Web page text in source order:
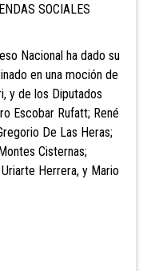
SOCIALES
Nacional ha dado su
en una moción de
y de los Diputados
Escobar Rufatt; René
De Las Heras;
Cisternas;
Herrera, y Mario